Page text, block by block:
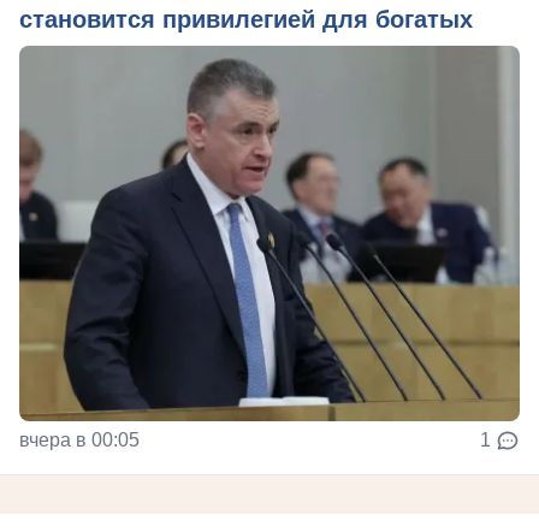
становится привилегией для богатых
вчера в 00:05 1